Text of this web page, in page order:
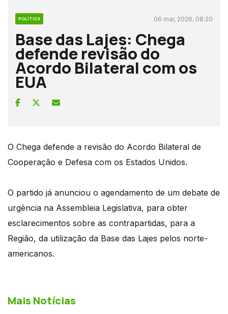
POLÍTICA 06 mar, 2026, 08:20
Base das Lajes: Chega
defende revisão do
Acordo Bilateral com os
EUA
O Chega defende a revisão do Acordo Bilateral de
Cooperação e Defesa com os Estados Unidos.
O partido já anunciou o agendamento de um debate de
urgência na Assembleia Legislativa, para obter
esclarecimentos sobre as contrapartidas, para a
Região, da utilização da Base das Lajes pelos norte-
americanos.
Mais Notícias